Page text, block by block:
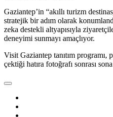
Gaziantep’in “akıllı turizm
stratejik bir adım olarak
zeka destekli altyapısıyla
deneyimi sunmayı amaçlıyor.
Visit Gaziantep tanıtım programı,
çektiği hatıra fotoğrafı sonrası